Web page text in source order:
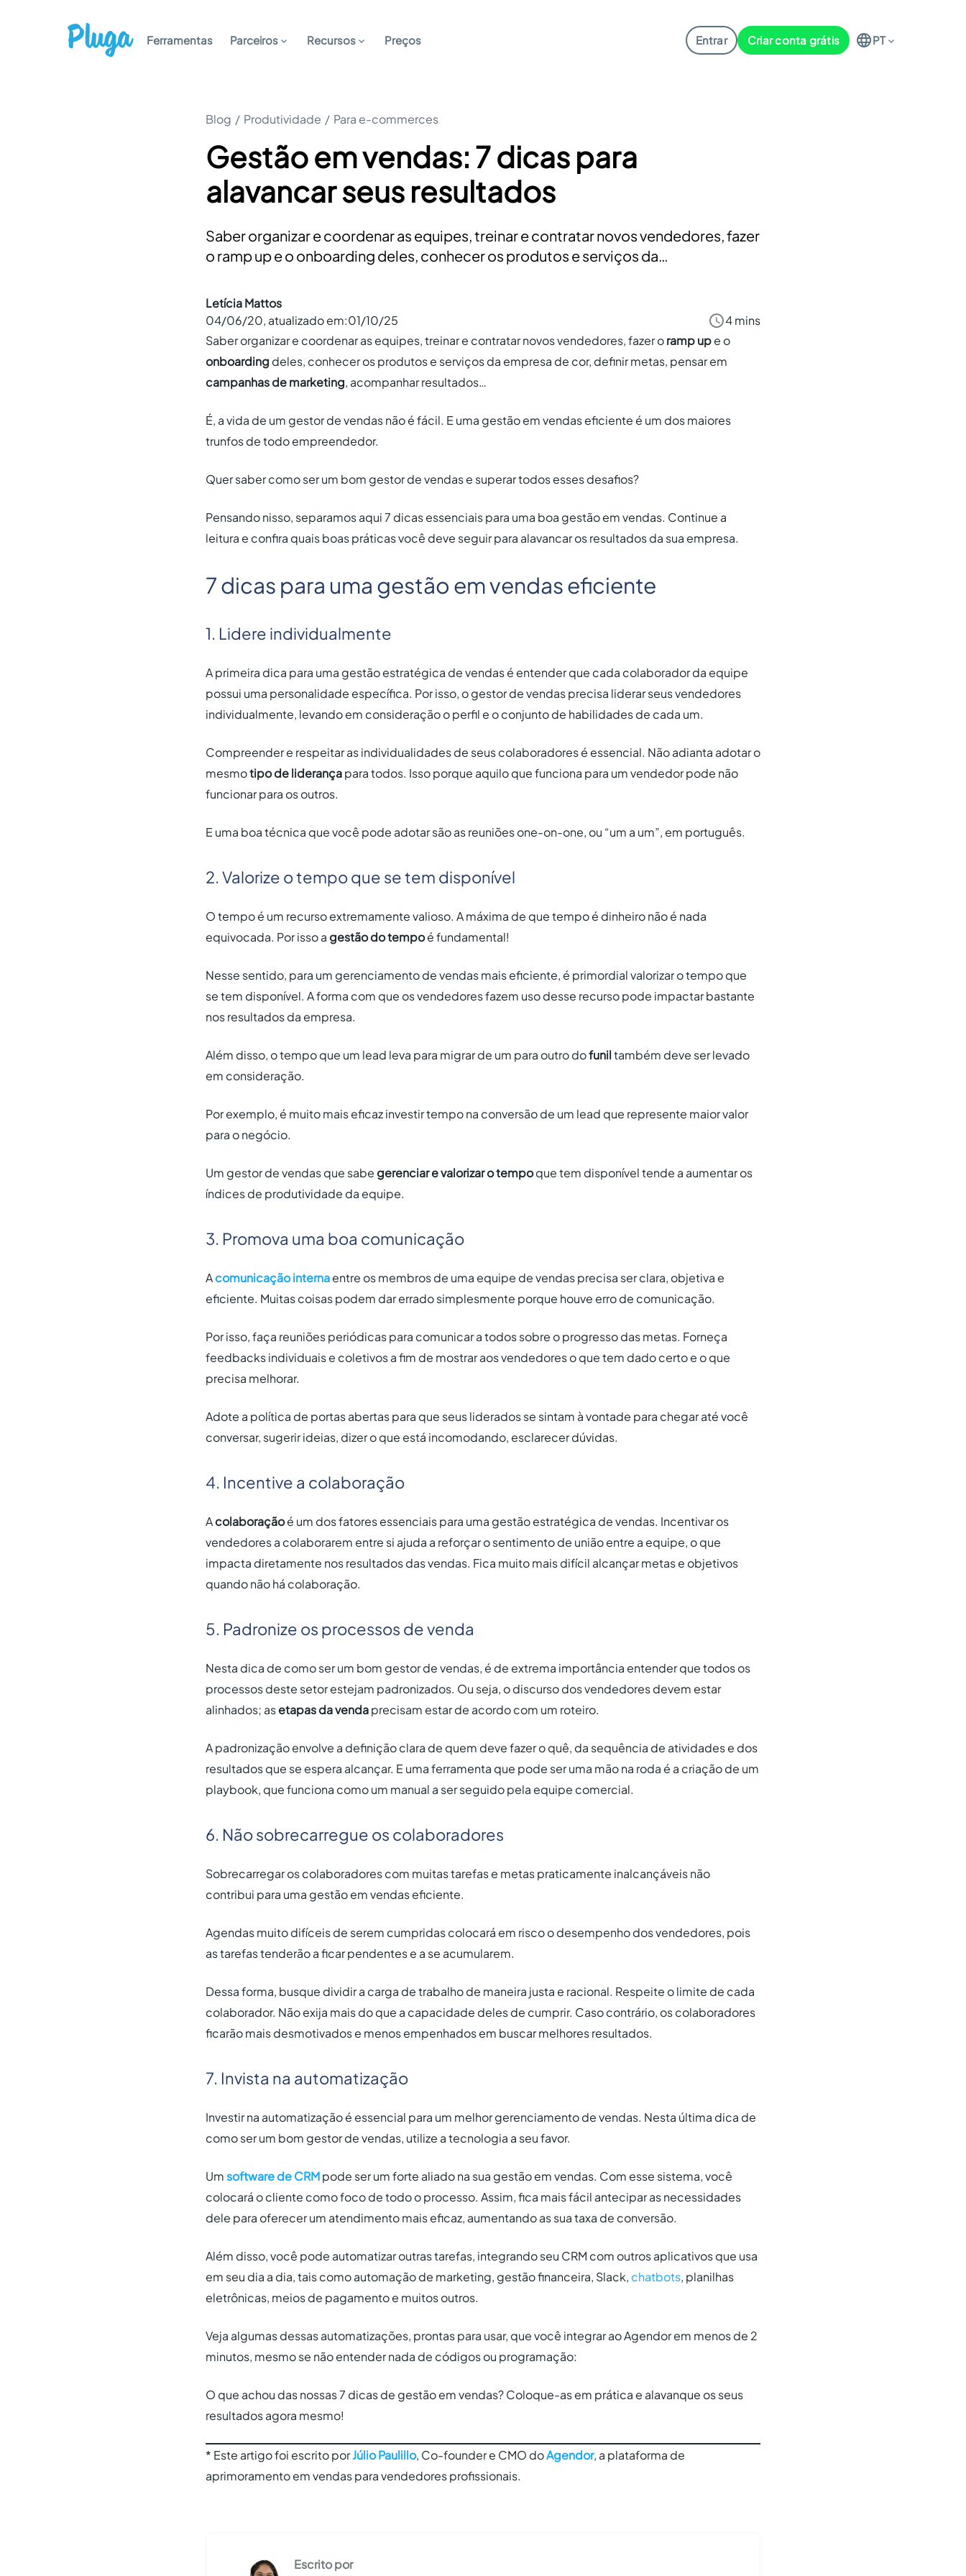
Ferramentas Parceiros Recursos Preços Entrar Criar conta grátis PT
Blog / Produtividade / Para e-commerces
Gestão em vendas: 7 dicas para
alavancar seus resultados
Saber organizar e coordenar as equipes, treinar e contratar novos vendedores, fazer
o ramp up e o onboarding deles, conhecer os produtos e serviços da…
Letícia Mattos
04/06/20, atualizado em:01/10/25
4 mins
Saber organizar e coordenar as equipes, treinar e contratar novos vendedores, fazer oramp upe o
onboarding deles, conhecer os produtos e serviços da empresa de cor, definir metas, pensar em
campanhas de marketing, acompanhar resultados…
É, a vida de um gestor de vendas não é fácil. E uma gestão em vendas eficiente é um dos maiores
trunfos de todo empreendedor.
Quer saber como ser um bom gestor de vendas e superar todos esses desafios?
Pensando nisso, separamos aqui 7 dicas essenciais para uma boa gestão em vendas. Continue a
leitura e confira quais boas práticas você deve seguir para alavancar os resultados da sua empresa.
7 dicas para uma gestão em vendas eficiente
1. Lidere individualmente
A primeira dica para uma gestão estratégica de vendas é entender que cada colaborador da equipe
possui uma personalidade específica. Por isso, o gestor de vendas precisa liderar seus vendedores
individualmente, levando em consideração o perfil e o conjunto de habilidades de cada um.
Compreender e respeitar as individualidades de seus colaboradores é essencial. Não adianta adotar o
mesmotipo de liderançapara todos. Isso porque aquilo que funciona para um vendedor pode não
funcionar para os outros.
E uma boa técnica que você pode adotar são as reuniõesone-on-one, ou “um a um”, em português.
2. Valorize o tempo que se tem disponível
O tempo é um recurso extremamente valioso. A máxima de que tempo é dinheiro não é nada
equivocada. Por isso a gestão do tempoé fundamental!
Nesse sentido, para um gerenciamento de vendas mais eficiente, é primordial valorizar o tempo que
se tem disponível. A forma com que os vendedores fazem uso desse recurso pode impactar bastante
nos resultados da empresa.
Além disso, o tempo que um lead leva para migrar de um para outro dofuniltambém deve ser levado
em consideração.
Por exemplo, é muito mais eficaz investir tempo na conversão de um lead que represente maior valor
para o negócio.
Um gestor de vendas que sabe gerenciar e valorizar o tempoque tem disponível tende a aumentar os
índices de produtividade da equipe.
3. Promova uma boa comunicação
Acomunicação internaentre os membros de uma equipe de vendas precisa ser clara, objetiva e
eficiente. Muitas coisas podem dar errado simplesmente porque houve erro de comunicação.
Por isso, faça reuniões periódicas para comunicar a todos sobre o progresso das metas. Forneça
feedbacks individuais e coletivos a fim de mostrar aos vendedores o que tem dado certo e o que
precisa melhorar.
Adote a política de portas abertas para que seus liderados se sintam à vontade para chegar até você
conversar, sugerir ideias, dizer o que está incomodando, esclarecer dúvidas.
4. Incentive a colaboração
Acolaboraçãoé um dos fatores essenciais para uma gestão estratégica de vendas. Incentivar os
vendedores a colaborarem entre si ajuda a reforçar o sentimento de união entre a equipe, o que
impacta diretamente nos resultados das vendas. Fica muito mais difícil alcançar metas e objetivos
quando não há colaboração.
5. Padronize os processos de venda
Nesta dica de como ser um bom gestor de vendas, é de extrema importância entender que todos os
processos deste setor estejam padronizados. Ou seja, o discurso dos vendedores devem estar
alinhados; asetapas da vendaprecisam estar de acordo com um roteiro.
A padronização envolve a definição clara de quem deve fazer o quê, da sequência de atividades e dos
resultados que se espera alcançar. E uma ferramenta que pode ser uma mão na roda é a criação de um
playbook, que funciona como um manual a ser seguido pela equipe comercial.
6. Não sobrecarregue os colaboradores
Sobrecarregar os colaboradores com muitas tarefas e metas praticamente inalcançáveis não
contribui para uma gestão em vendas eficiente.
Agendas muito difíceis de serem cumpridas colocará em risco o desempenho dos vendedores, pois
as tarefas tenderão a ficar pendentes e a se acumularem.
Dessa forma, busque dividir a carga de trabalho de maneira justa e racional. Respeite o limite de cada
colaborador. Não exija mais do que a capacidade deles de cumprir. Caso contrário, os colaboradores
ficarão mais desmotivados e menos empenhados em buscar melhores resultados.
7. Invista na automatização
Investir na automatização é essencial para um melhor gerenciamento de vendas. Nesta última dica de
como ser um bom gestor de vendas, utilize a tecnologia a seu favor.
Umsoftware de CRMpode ser um forte aliado na sua gestão em vendas. Com esse sistema, você
colocará o cliente como foco de todo o processo. Assim, fica mais fácil antecipar as necessidades
dele para oferecer um atendimento mais eficaz, aumentando as sua taxa de conversão.
Além disso, você pode automatizar outras tarefas, integrando seu CRM com outros aplicativos que usa
em seu dia a dia, tais como automação de marketing, gestão financeira, Slack, chatbots, planilhas
eletrônicas, meios de pagamento e muitos outros.
Veja algumas dessas automatizações, prontas para usar, que você integrar ao Agendor em menos de 2
minutos, mesmo se não entender nada de códigos ou programação:
O que achou das nossas 7 dicas de gestão em vendas? Coloque-as em prática e alavanque os seus
resultados agora mesmo!
* Este artigo foi escrito porJúlio Paulillo, Co-founder e CMO doAgendor, a plataforma de
aprimoramento em vendas para vendedores profissionais.
Escrito por